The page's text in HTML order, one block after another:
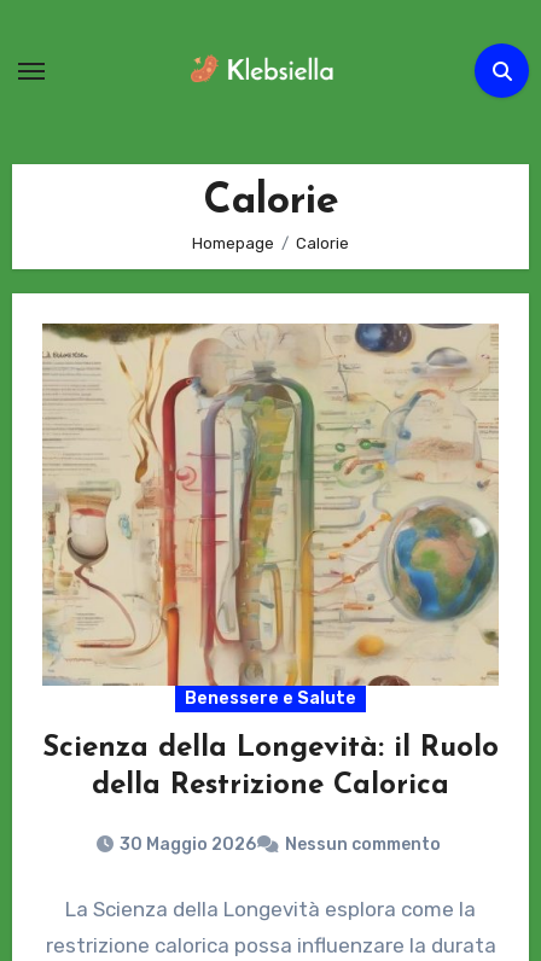
contenuto
Calorie
Homepage Calorie
Benessere e Salute
Scienza della Longevità: il Ruolo
della Restrizione Calorica
30 Maggio 2026 Nessun commento
La Scienza della Longevità esplora come la
restrizione calorica possa influenzare la durata